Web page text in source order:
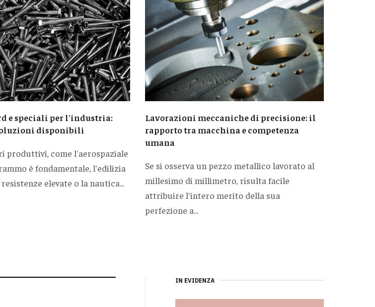
e speciali per l'industria:
disponibili
produttivi, come l'aerospaziale
è fondamentale, l'edilizia
elevate o la nautica...
Lavorazioni meccaniche di precisione: il
rapporto tra macchina e competenza
umana
Se si osserva un pezzo metallico lavorato al
millesimo di millimetro, risulta facile
attribuire l'intero merito della sua
perfezione a...
IN EVIDENZA